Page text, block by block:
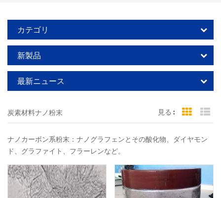
カテゴリ
新製品
最新ニュース
炭素材料ナノ粉末 見る : Grid
ナノカーボン系粉末：ナノグラフェンとその酸化物、ダイヤモン
ド、グラファイト、フラーレンなど。